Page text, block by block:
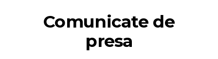
Comunicate de
presa